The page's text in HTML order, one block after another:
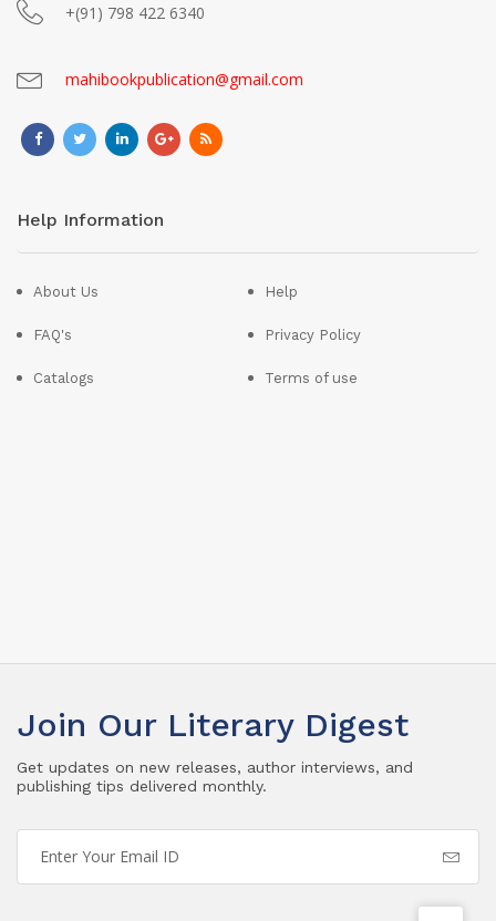
+(91) 798 422 6340
mahibookpublication@gmail.com
Help Information
About Us
FAQ's
Catalogs
Help
Privacy Policy
Terms of use
Join Our Literary Digest
Get updates on new releases, author interviews, and
publishing tips delivered monthly.